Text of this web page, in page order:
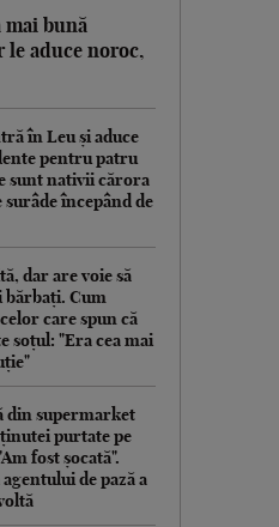
mai bună
le aduce noroc,
în Leu și aduce
pentru patru
sunt nativii cărora
începând de
dar are voie să
bărbați. Cum
care spun că
soțul: "Era cea mai
din supermarket
purtate pe
fost șocată".
de pază a